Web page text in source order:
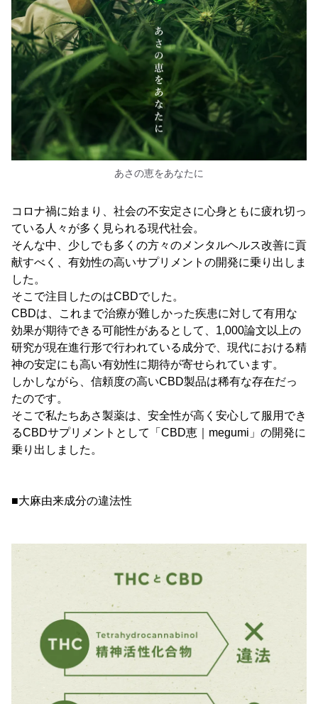
あさの恵をあなたに
コロナ禍に始まり、社会の不安定さに心身ともに疲れ切っ
ている人々が多く見られる現代社会。
そんな中、少しでも多くの方々のメンタルヘルス改善に貢
献すべく、有効性の高いサプリメントの開発に乗り出しま
した。
そこで注目したのはCBDでした。
CBDは、これまで治療が難しかった疾患に対して有用な
効果が期待できる可能性があるとして、1,000論文以上の
研究が現在進行形で行われている成分で、現代における精
神の安定にも高い有効性に期待が寄せられています。
しかしながら、信頼度の高いCBD製品は稀有な存在だっ
たのです。
そこで私たちあさ製薬は、安全性が高く安心して服用でき
るCBDサプリメントとして「CBD恵｜megumi」の開発に
乗り出しました。
■大麻由来成分の違法性